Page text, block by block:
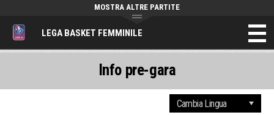
LEGA BASKET FEMMINILE
MOSTRA ALTRE PARTITE
Info pre-gara